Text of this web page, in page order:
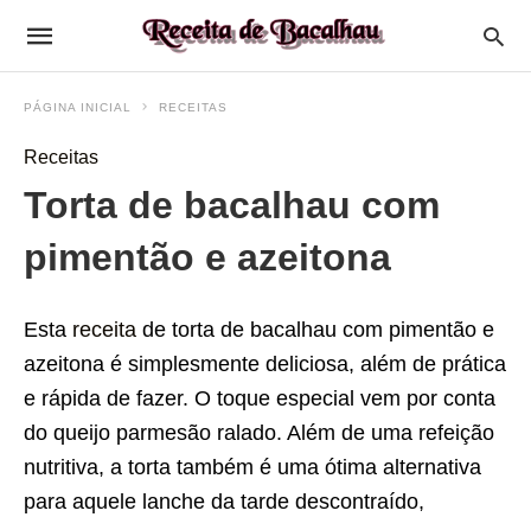
PÁGINA INICIAL RECEITAS
Receitas
Torta de bacalhau com
pimentão e azeitona
Esta receita de torta de bacalhau com pimentão e
azeitona é simplesmente deliciosa, além de prática
e rápida de fazer. O toque especial vem por conta
do queijo parmesão ralado. Além de uma refeição
nutritiva, a torta também é uma ótima alternativa
para aquele lanche da tarde descontraído,